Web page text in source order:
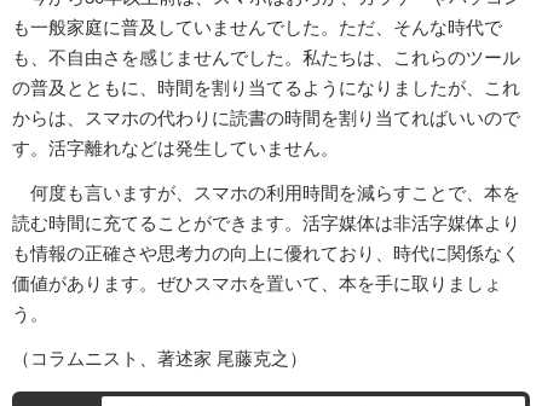
も一般家庭に普及していませんでした。ただ、そんな時代で
も、不自由さを感じませんでした。私たちは、これらのツール
の普及とともに、時間を割り当てるようになりましたが、これ
からは、スマホの代わりに読書の時間を割り当てればいいので
す。活字離れなどは発生していません。
何度も言いますが、スマホの利用時間を減らすことで、本を
読む時間に充てることができます。活字媒体は非活字媒体より
も情報の正確さや思考力の向上に優れており、時代に関係なく
価値があります。ぜひスマホを置いて、本を手に取りましょ
う。
（コラムニスト、著述家 尾藤克之）